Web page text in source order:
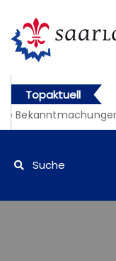
Topaktuell